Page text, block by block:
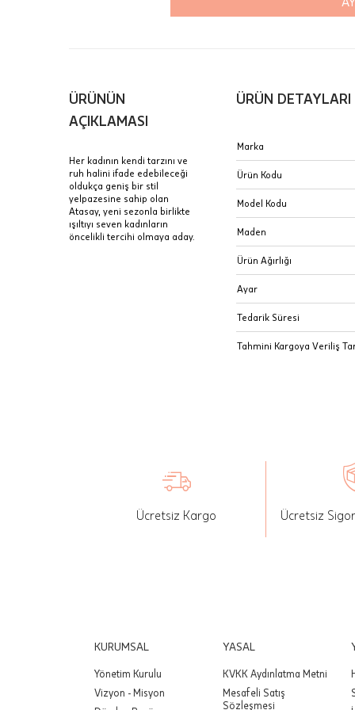
Stoklar çok
Taksit
Tek Çekim
2 Taksit
E-Posta Adresi
ÜRÜNÜN
AÇIKLAMASI
Her kadının kendi tarzını ve
ruh halini ifade edebileceği
oldukça geniş bir stil
yelpazesine sahip olan
Atasay, yeni sezonla birlikte
ışıltıyı seven kadınların
öncelikli tercihi olmaya aday.
ÜRÜN DETAYLARI
Marka
Ürün Kodu
Model Kodu
Maden
Ürün Ağırlığı
Ayar
Tedarik Süresi
Tahmini Kargoya Veriliş
Ücretsiz Kargo Ücretsiz
KURUMSAL
Yönetim Kurulu
Vizyon - Misyon
YASAL
KVKK Aydınlatma Metni
Mesafeli Satış
Sözleşmesi
Sertifika
JTR |
Sipariş
İptal:
seçilen
Önemli:
Önemli: